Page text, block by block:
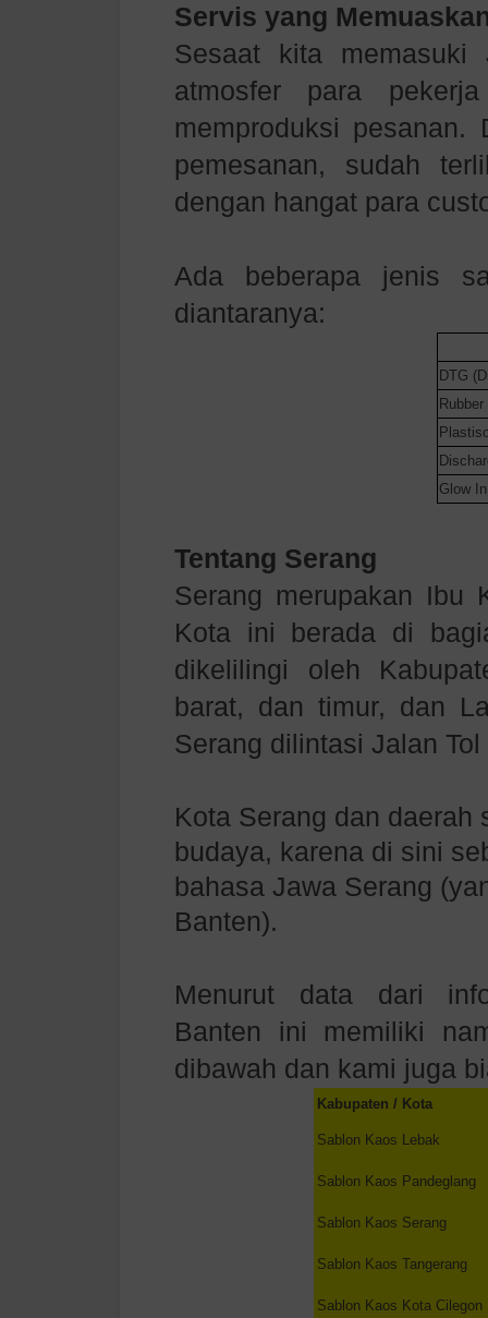
Servis yang
Sesaat kita memasuki
atmosfer para
memproduksi
pemesanan, sudah
dengan hangat para
Ada beberapa jenis
diantaranya:
DTG
Rubber
Glow
Tentang Serang
Serang merupakan Ibu
Kota ini berada di
dikelilingi oleh
barat, dan timur, dan
Serang dilintasi Jalan
Kota Serang dan
budaya, karena di sini
bahasa Jawa Serang
Banten).
Menurut data dari
Banten ini memiliki
dibawah dan kami juga
Kabupaten / Kota
Sablon Kaos Lebak
Sablon Kaos Pandeglang
Sablon Kaos Serang
Sablon Kaos Tangerang
Sablon Kaos Kota Cilegon